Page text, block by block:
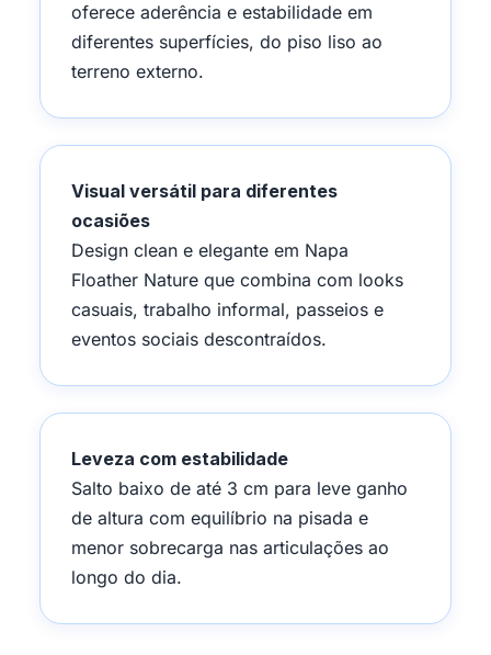
oferece aderência e estabilidade em
diferentes superfícies, do piso liso ao
terreno externo.
Visual versátil para diferentes
ocasiões
Design clean e elegante em Napa
Floather Nature que combina com looks
casuais, trabalho informal, passeios e
eventos sociais descontraídos.
Leveza com estabilidade
Salto baixo de até 3 cm para leve ganho
de altura com equilíbrio na pisada e
menor sobrecarga nas articulações ao
longo do dia.